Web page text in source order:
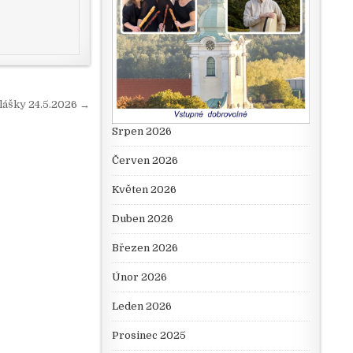
24.5.2026 →
Srpen 2026
Červen 2026
Květen 2026
Duben 2026
Březen 2026
Únor 2026
Leden 2026
Prosinec 2025